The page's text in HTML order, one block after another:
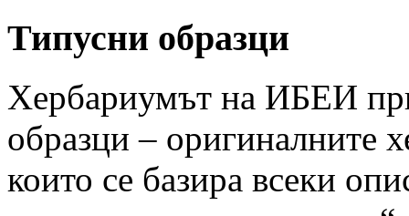
Типусни образци
Хербариумът на ИБЕИ
образци – оригиналните
които се базира всеки